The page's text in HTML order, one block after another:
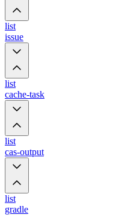
list
issue
list
cache-task
list
cas-output
list
gradle